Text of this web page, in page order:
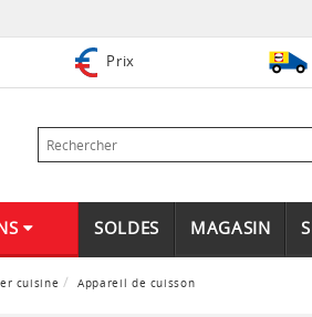
Prix
SOLDES MAGASIN
cuisine Appareil de cuisson